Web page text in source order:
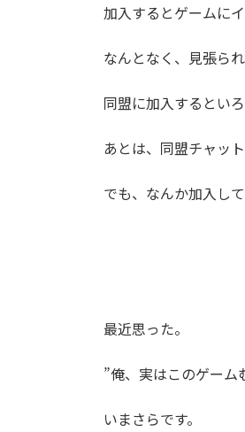
加入するとゲームに
なんとなく、見張ら
同盟に加入するとい
あとは、同盟チャッ
でも、なんか加入して
最近思った。
”俺、実はこのゲーム
いまさらです。